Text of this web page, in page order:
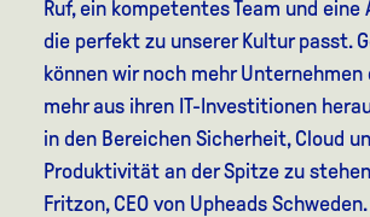
Ruf, ein kompetentes Team und eine
die perfekt zu unserer Kultur passt.
können wir noch mehr Unternehmen
mehr aus ihren IT-Investitionen
in den Bereichen Sicherheit, Cloud
Produktivität an der Spitze zu
Fritzon, CEO von Upheads Schweden.